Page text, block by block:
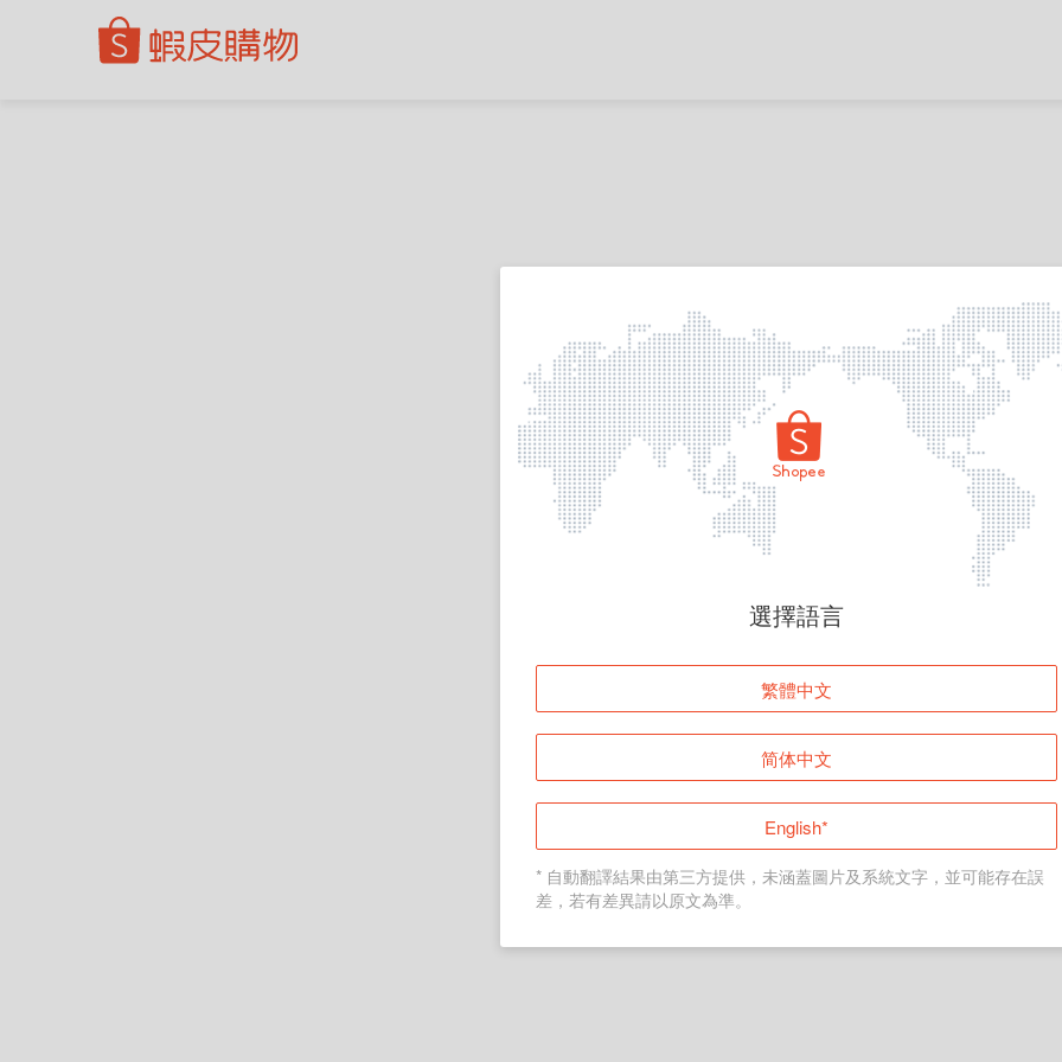
頁面無法顯示
登入
返回首頁
選擇語言
繁體中文
简体中文
English*
* 自動翻譯結果由第三方提供，未涵蓋圖片及系統文字，並可能存在誤
差，若有差異請以原文為準。